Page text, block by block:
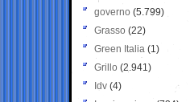
governo (5.799)
Grasso (22)
Green Italia (1)
Grillo (2.941)
Idv (4)